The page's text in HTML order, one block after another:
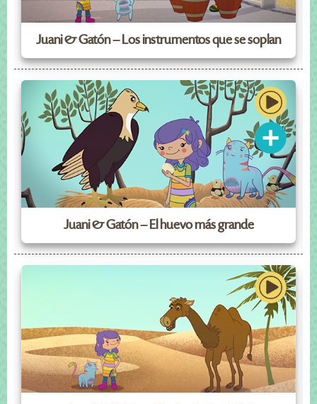
Juani & Gatón – Los instrumentos que se soplan
Juani & Gatón – El huevo más grande